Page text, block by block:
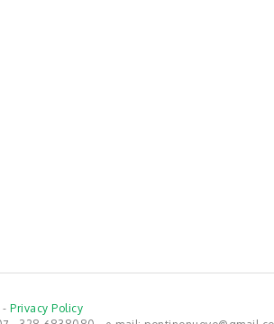
- Privacy Policy